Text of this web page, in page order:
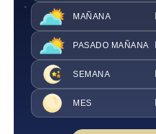
MAÑANA
PASADO MAÑANA
SEMANA
MES